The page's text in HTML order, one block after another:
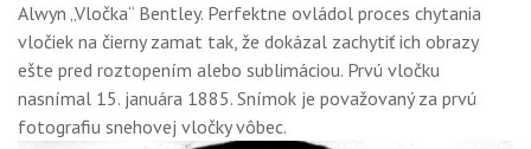
Alwyn „Vločka“ Bentley. Perfektne ovládol proces chytania
vločiek na čierny zamat tak, že dokázal zachytiť ich obrazy
ešte pred roztopením alebo sublimáciou. Prvú vločku
nasnímal 15. januára 1885. Snímok je považovaný za prvú
fotografiu snehovej vločky vôbec.